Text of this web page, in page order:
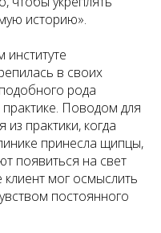
историю».
в своих
рода
Поводом для
практики, когда
принесла щипцы,
появиться на свет
мог осмыслить
постоянного